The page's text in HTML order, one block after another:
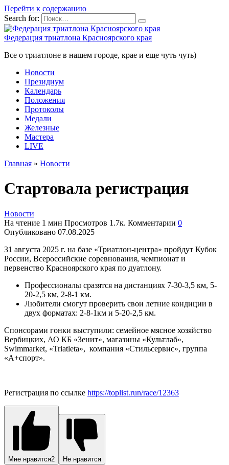
Перейти к содержанию
Search for:
Федерация триатлона Красноярского края
Все о триатлоне в нашем городе, крае и еще чуть чуть)
Новости
Президиум
Календарь
Положения
Протоколы
Медали
Железные
Мастера
LIVE
Главная » Новости
Стартовала регистрация
Новости
На чтение 1 мин Просмотров 1.7к. Комментарии 0
Опубликовано 07.08.2025
31 августа 2025 г. на базе «Триатлон-центра» пройдут Кубок
России, Всероссийские соревнования, чемпионат и
первенство Красноярского края по дуатлону.
Профессионалы сразятся на дистанциях 7-30-3,5 км, 5-
20-2,5 км, 2-8-1 км.
Любители смогут проверить свои летние кондиции в
двух форматах: 2-8-1км и 5-20-2,5 км.
Спонсорами гонки выступили: семейное мясное хозяйство
Вербицких, АО КБ «Зенит», магазины «Культлаб»,
Swimmarket, «Triatleta», компания «Стильсервис», группа
«А+спорт».
Регистрация по ссылке https://toplist.run/race/12363
Мне нравится2 Не нравится